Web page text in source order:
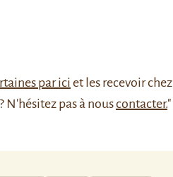
par ici et les recevoir chez
N'hésitez pas à nouscontacter."